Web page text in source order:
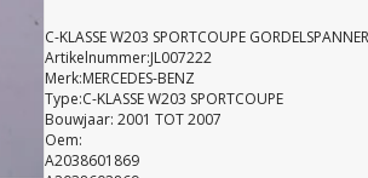
W203
SPORTCOUPE
C-KLASSE W203 SPORTCOUPE
Artikelnummer:JL007222
Merk:MERCEDES-BENZ
Type:C-KLASSE W203 SPORTCOUPE
Bouwjaar: 2001 TOT 2007
Oem:
A2038601869